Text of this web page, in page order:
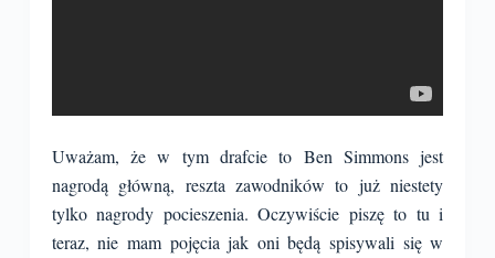
Uważam, że w tym drafcie to Ben Simmons jest
nagrodą główną, reszta zawodników to już niestety
tylko nagrody pocieszenia. Oczywiście piszę to tu i
teraz, nie mam pojęcia jak oni będą spisywali się w